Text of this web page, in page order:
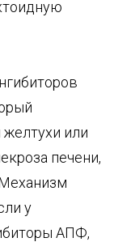
желтухи или
печени,
у
АПФ,